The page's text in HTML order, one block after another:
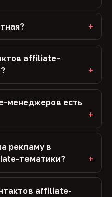
affiliate-
менеджеров есть
рекламу в
тематики?
affiliate-